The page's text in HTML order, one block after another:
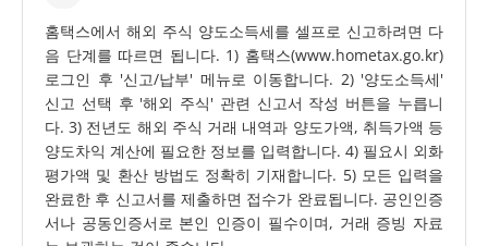
홈택스에서 해외 주식 양도소득세를 셀프로 신고하려면 다
음 단계를 따르면 됩니다. 1) 홈택스(www.hometax.go.kr)
로그인 후 '신고/납부' 메뉴로 이동합니다. 2) '양도소득세'
신고 선택 후 '해외 주식' 관련 신고서 작성 버튼을 누릅니
다. 3) 전년도 해외 주식 거래 내역과 양도가액, 취득가액 등
양도차익 계산에 필요한 정보를 입력합니다. 4) 필요시 외화
평가액 및 환산 방법도 정확히 기재합니다. 5) 모든 입력을
완료한 후 신고서를 제출하면 접수가 완료됩니다. 공인인증
서나 공동인증서로 본인 인증이 필수이며, 거래 증빙 자료